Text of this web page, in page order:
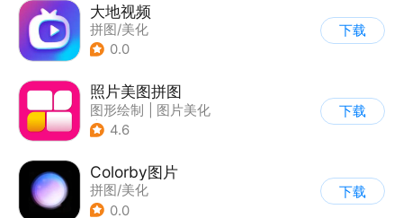
大地视频
拼图/美化
0.0
下载
照片美图拼图
图形绘制
图片美化
| 拼图/美化
4.6
下载
Colorby图片
拼图/美化
0.0
下载